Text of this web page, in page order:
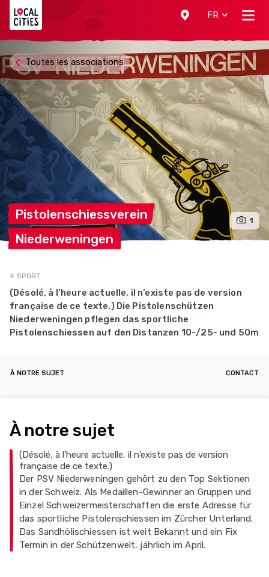
FR
Pistolenschiessverein
Niederweningen
1
Toutes les associations
# SPORT
(Désolé, à l’heure actuelle, il n’existe pas de version
française de ce texte.) Die Pistolenschützen
Niederweningen pflegen das sportliche
Pistolenschiessen auf den Distanzen 10-/25- und 50m
À NOTRE SUJET CONTACT
À notre sujet
(Désolé, à l’heure actuelle, il n’existe pas de version
française de ce texte.)
Der PSV Niederweningen gehört zu den Top Sektionen
in der Schweiz. Als Medaillen-Gewinner an Gruppen und
Einzel Schweizermeisterschaften die erste Adresse für
das sportliche Pistolenschiessen im Zürcher Unterland.
Das Sandhölischiessen ist weit Bekannt und ein Fix
Termin in der Schützenwelt, jährlich im April.